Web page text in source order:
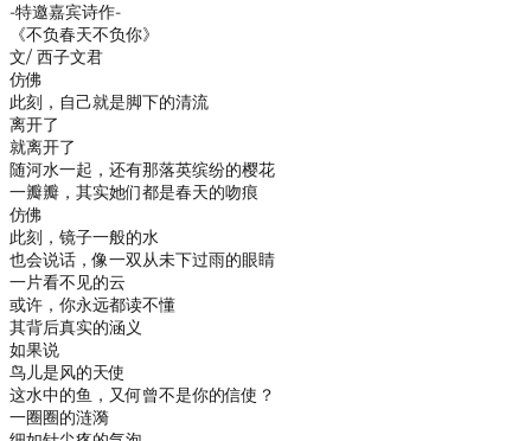
-特邀嘉宾诗作-
《不负春天不负你》
文/ 西子文君
仿佛
此刻，自己就是脚下的清流
离开了
就离开了
随河水一起，还有那落英缤纷的樱花
一瓣瓣，其实她们都是春天的吻痕
仿佛
此刻，镜子一般的水
也会说话，像一双从未下过雨的眼睛
一片看不见的云
或许，你永远都读不懂
其背后真实的涵义
如果说
鸟儿是风的天使
这水中的鱼，又何曾不是你的信使？
一圈圈的涟漪